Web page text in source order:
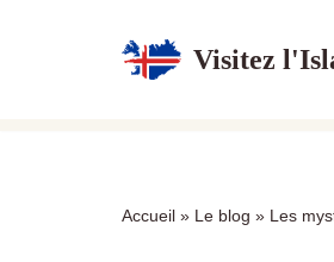
Visitez
Accueil » Le blog » Les